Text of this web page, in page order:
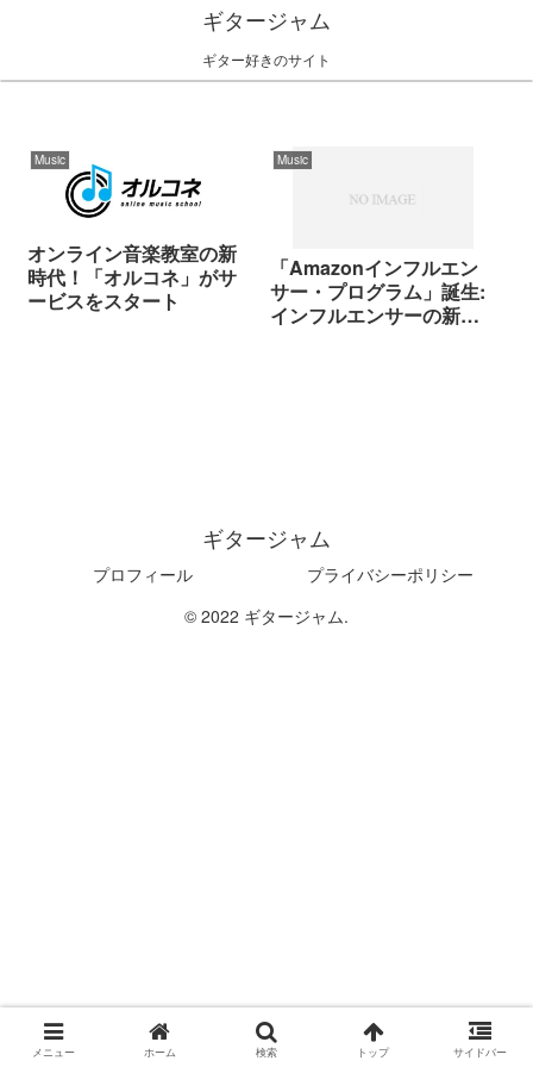
ギタージャム
ギター好きのサイト
Music
オンライン音楽教室の新
時代！「オルコネ」がサ
ービスをスタート
Music
「Amazonインフルエン
サー・プログラム」誕生:
インフルエンサーの新た
ギタージャム
プロフィール
プライバシーポリシー
© 2022 ギタージャム.
メニュー ホーム 検索 トップ サイドバー